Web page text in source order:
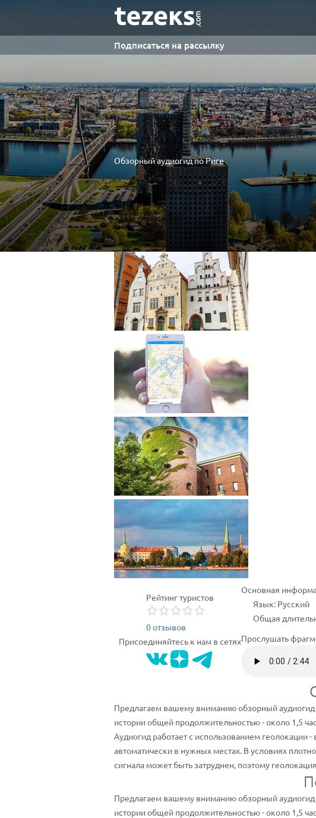
Подписаться на рассылку
Обзорный аудиогид по Риге
Рейтинг туристов
0 отзывов
Присоединяйтесь к нам в сетях
Основная
Язык: Русский
Общая
Прослушать
Предлагаем вашему вниманию обзорный аудиогид
истории общей продолжительностью - около 1,5
Аудиогид работает с использованием геолокации
автоматически в нужных местах. В условиях
сигнала может быть затруднен, поэтому
Предлагаем вашему вниманию обзорный аудиогид
истории общей продолжительностью - около 1,5